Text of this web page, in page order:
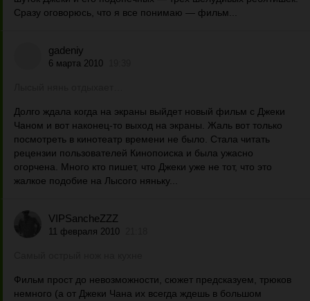
Сразу оговорюсь, что я все понимаю — фильм...
gadeniy
6 марта 2010
Долго ждала когда на экраны выйдет новый фильм с Джеки
Чаном и вот наконец-то выход на экраны. Жаль вот только
посмотреть в кинотеатр времени не было. Стала читать
рецензии пользователей Кинопоиска и была ужасно
огорчена. Много кто пишет, что Джеки уже не тот, что это
жалкое подобие на Лысого няньку...
VIPSancheZZZ
11 февраля 2010
Фильм прост до невозможности, сюжет предсказуем, трюков
немного (а от Джеки Чана их всегда ждешь в большом